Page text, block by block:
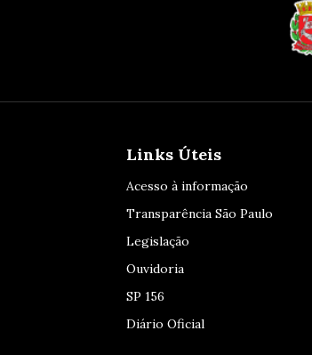
Links Úteis
Acesso à informação
Transparência São Paulo
Legislação
Ouvidoria
SP 156
Diário Oficial